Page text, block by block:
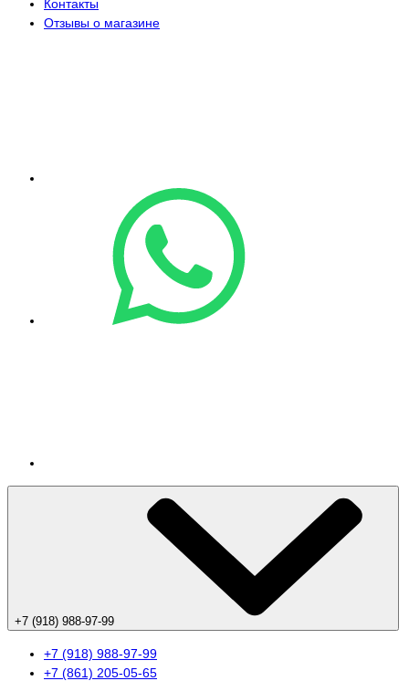
Контакты
Отзывы о магазине
+7 (918) 988-97-99
+7 (918) 988-97-99
+7 (861) 205-05-65